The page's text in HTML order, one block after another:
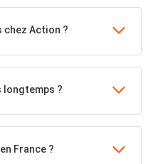
chez Action ?
?
France ?